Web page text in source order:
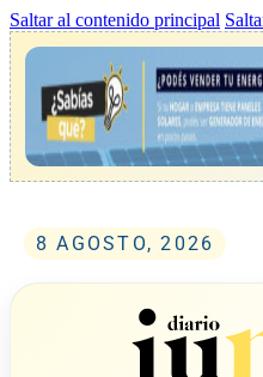
Saltar al contenido principal
8 AGOSTO, 2026